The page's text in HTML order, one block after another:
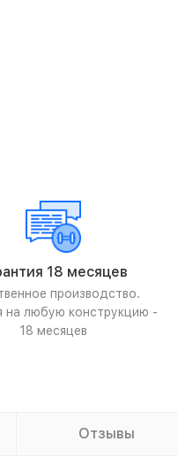
18 месяцев
производство.
на любую конструкцию -
18 месяцев
Отзывы